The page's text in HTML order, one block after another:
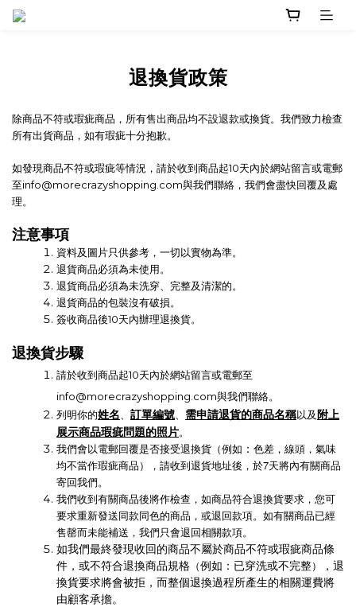
退換貨政策
除商品不符或瑕疵商品，所有售出商品均不設退款或換貨。我們致力檢查
所有出貨商品，如有瑕疵十分抱歉。
如發現商品不符或瑕疵等情況，請於收到商品起10天內於網站留言或電郵
至info@morecrazyshopping.com與我們聯絡，我們會盡快回覆及處
理。
注意事項
資料及圖片只供參考，一切以實物為準。
退貨商品必須為未使用。
退貨商品必須為未洗穿、完整及清潔的。
退貨商品的包裝沒有破損。
簽收商品後10天內辦理退換貨。
退換貨步驟
請於收到商品起10天內於網站留言或電郵至
info@morecrazyshopping.com與我們聯絡。
列明你的姓名、 訂單編號、 需申請退貨的商品名稱以及附上
展示商品瑕疵問題的照片。
我們會以電郵回覆是否接受退換貨（例如 ： 色差，線頭，氣味
均不當作瑕疵商品），請收到退貨地址後，於7天將內有關商品
寄回我們。
我們收到有關商品後將作檢查，如商品符合退換貨要求，您可
要求重新發送同款同色的商品，或退回款項。如有關商品已經
售罄而未能補送，我們只會退回相關款項。
如我們最終發現收回的商品不屬於商品不符或瑕疵商品條
件，或不符合退換商品規格 （例如：已穿洗或不完整）
，退
換貨要求將會被拒，而整個退換過程所產生的相關運費將
由顧客承擔。